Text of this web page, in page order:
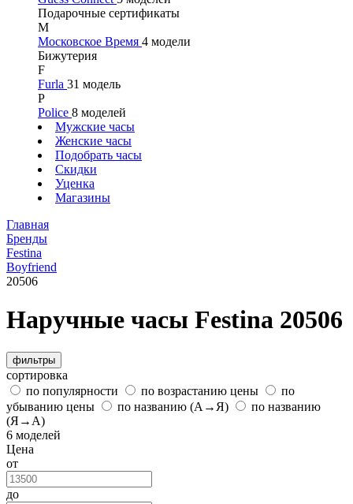
Подарочные сертификаты
М
Московское Время 4 модели
Бижутерия
F
Furla 31 модель
P
Police 8 моделей
Мужские часы
Женские часы
Подобрать часы
Скидки
Уценка
Магазины
Главная
Бренды
Festina
Boyfriend
20506
Наручные часы Festina 20506
фильтры
сортировка
по популярности
по возрастанию цены
по
убыванию цены
по названию (А→Я)
по названию
(Я→А)
6 моделей
Цена
от
до